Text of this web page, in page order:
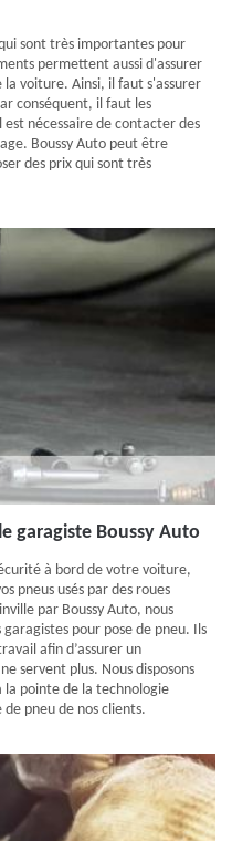
sont très importantes pour
permettent aussi d'assurer
voiture. Ainsi, il faut s'assurer
conséquent, il faut les
nécessaire de contacter des
Boussy Auto peut être
des prix qui sont très
garagiste Boussy Auto
à bord de votre voiture,
pneus usés par des roues
par Boussy Auto, nous
pour pose de pneu. Ils
afin d’assurer un
servent plus. Nous disposons
la pointe de la technologie
de pneu de nos clients.